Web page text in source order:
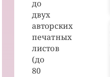
до
двух
авторских
печатных
листов
(до
80